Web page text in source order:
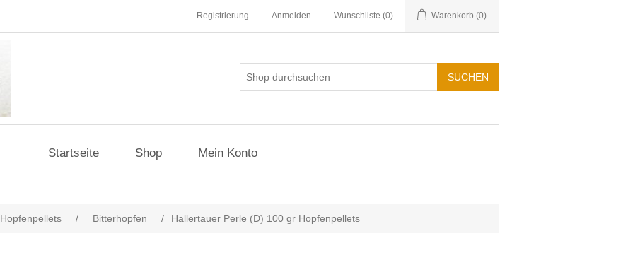
Registrierung Anmelden Wunschliste (0) Warenkorb (0)
Startseite Shop Mein Konto
Hopfenpellets / Bitterhopfen / Hallertauer Perle (D) 100 gr Hopfenpellets